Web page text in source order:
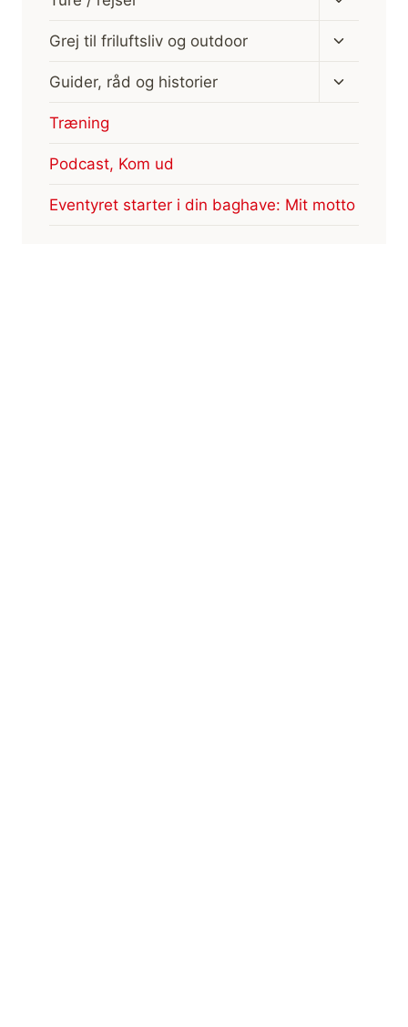
Grej til friluftsliv og outdoor
Skift
Guider, råd og historier
Skift
Træning
Podcast, Kom ud
Eventyret starter i din baghave: Mit motto